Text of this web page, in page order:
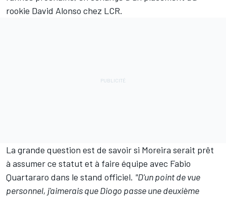
rookie David Alonso chez LCR.
La grande question est de savoir si Moreira serait prêt
à assumer ce statut et à faire équipe avec Fabio
Quartararo dans le stand officiel. "D'un point de vue
personnel, j'aimerais que Diogo passe une deuxième